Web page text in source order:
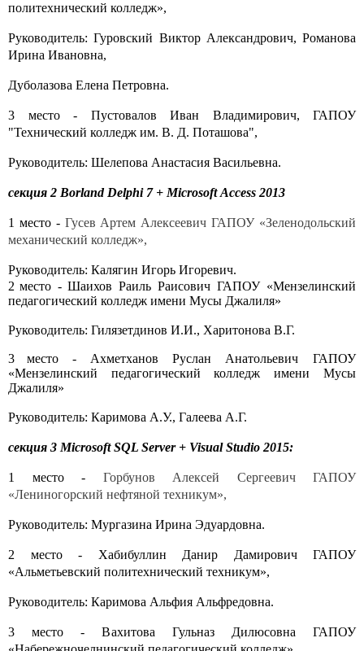
политехнический колледж»,
Руководитель: Гуровский Виктор Александрович, Романова
Ирина Ивановна,
Дуболазова Елена Петровна.
3 место - Пустовалов Иван Владимирович,
ГАПОУ
"Технический колледж им. В. Д. Поташова",
Руководитель: Шелепова Анастасия Васильевна.
секция 2 Borland Delphi 7 + Microsoft Access 2013
1 место - Гусев Артем Алексеевич ГАПОУ «Зеленодольский
механический колледж»,
Руководитель: Калягин Игорь Игоревич.
2 место - Шаихов Раиль Раисович ГАПОУ «Мензелинский
педагогический колледж имени Мусы Джалиля»
Руководитель: Гилязетдинов И.И., Харитонова В.Г.
3 место - Ахметханов Руслан Анатольевич
ГАПОУ
«Мензелинский педагогический колледж имени Мусы
Джалиля»
Руководитель: Каримова А.У., Галеева А.Г.
секция 3 Microsoft SQL Server + Visual Studio 2015:
1 место -
Горбунов Алексей Сергеевич ГАПОУ
«Лениногорский нефтяной техникум»,
Руководитель: Мургазина Ирина Эдуардовна.
2 место - Хабибуллин Данир Дамирович ГАПОУ
«Альметьевский политехнический техникум»,
Руководитель: Каримова Альфия Альфредовна.
3 место - Вахитова
Гульназ Дилюсовна ГАПОУ